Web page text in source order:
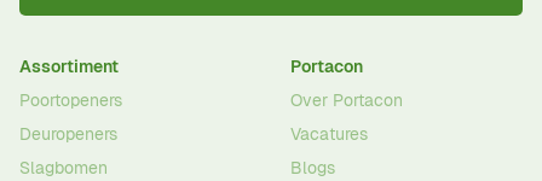
Assortiment
Poortopeners
Deuropeners
Slagbomen
Portacon
Over Portacon
Vacatures
Blogs